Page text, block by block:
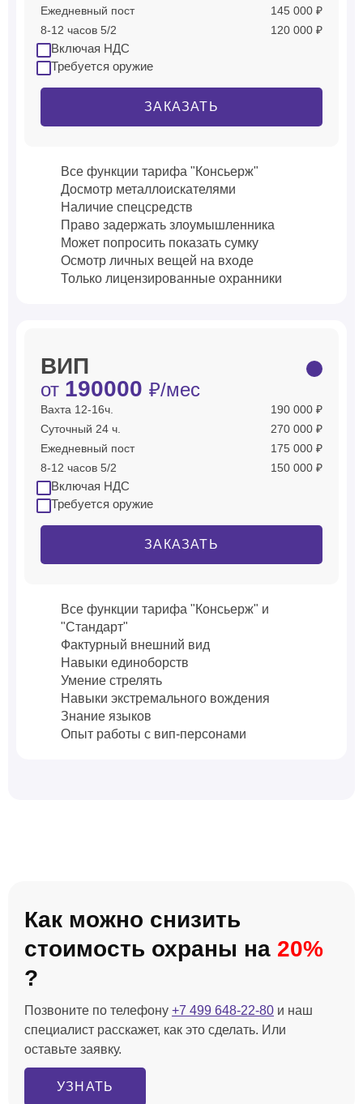
Ежедневный пост
145 000 ₽
8-12 часов 5/2
120 000 ₽
Включая НДС
Требуется оружие
ЗАКАЗАТЬ
Все функции тарифа "Консьерж"
Досмотр металлоискателями
Наличие спецсредств
Право задержать злоумышленника
Может попросить показать сумку
Осмотр личных вещей на входе
Только лицензированные охранники
ВИП
от 190000 ₽/мес
Вахта 12-16ч.
190 000 ₽
Суточный 24 ч.
270 000 ₽
Ежедневный пост
175 000 ₽
8-12 часов 5/2
150 000 ₽
Включая НДС
Требуется оружие
ЗАКАЗАТЬ
Все функции тарифа "Консьерж" и
"Стандарт"
Фактурный внешний вид
Навыки единоборств
Умение стрелять
Навыки экстремального вождения
Знание языков
Опыт работы с вип-персонами
Как можно снизить
стоимость охраны на 20%
?
Позвоните по телефону +7 499 648-22-80 и наш
специалист расскажет, как это сделать. Или
оставьте заявку.
УЗНАТЬ